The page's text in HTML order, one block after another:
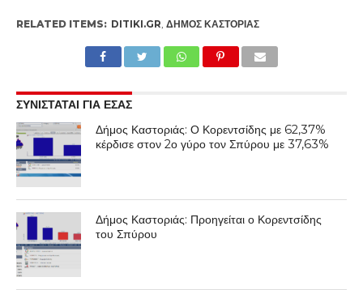
RELATED ITEMS: DITIKI.GR, ΔΉΜΟΣ ΚΑΣΤΟΡΙΆΣ
ΣΥΝΙΣΤΑΤΑΙ ΓΙΑ ΕΣΑΣ
Δήμος Καστοριάς: Ο Κορεντσίδης με 62,37%
κέρδισε στον 2ο γύρο τον Σπύρου με 37,63%
Δήμος Καστοριάς: Προηγείται ο Κορεντσίδης
του Σπύρου